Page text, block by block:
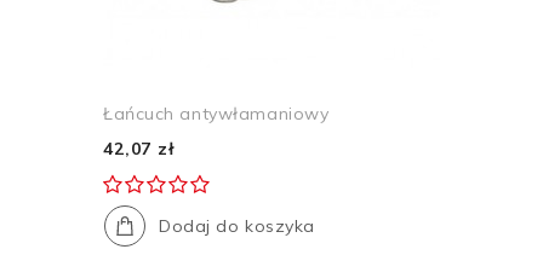
Łańcuch antywłamaniowy
42,07 zł
Dodaj do koszyka